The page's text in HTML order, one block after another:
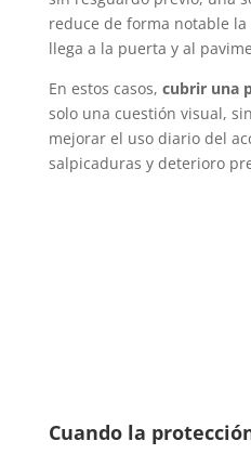
reduce de forma notable
llega a la puerta y al
En estos casos, cubrir una
solo una cuestión visual,
mejorar el uso diario del
salpicaduras y deterioro
Cuando la